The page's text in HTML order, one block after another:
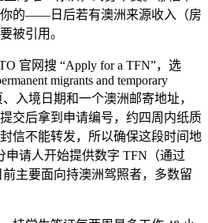
的——日后若有澳洲来源收入（房
被引用。
官网搜 “Apply for a TFN”，选
migrants and temporary
入境日期和一个澳洲邮寄地址，
交后拿到申请编号，约四周内纸质
信不能转发，所以确保这段时间地
申请人开始提供数字 TFN（通过
主要面向持澳洲驾照者，多数留